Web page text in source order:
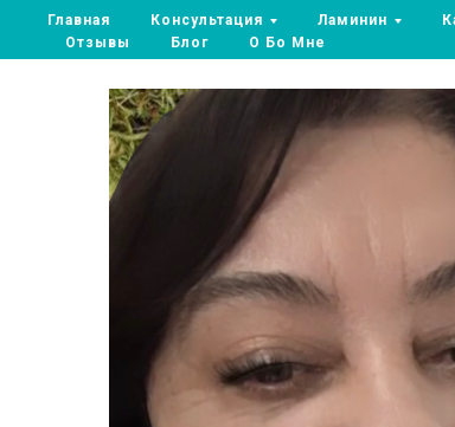
Главная Консультация Ламинин
Отзывы
Блог О Бо Мне